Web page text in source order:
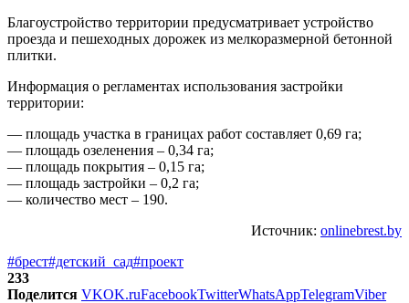
Благоустройство территории предусматривает устройство
проезда и пешеходных дорожек из мелкоразмерной бетонной
плитки.
Информация о регламентах использования застройки
территории:
— площадь участка в границах работ составляет 0,69 га;
— площадь озеленения – 0,34 га;
— площадь покрытия – 0,15 га;
— площадь застройки – 0,2 га;
— количество мест – 190.
Источник: onlinebrest.by
#брест#детский_сад#проект
233
Поделится VKOK.ruFacebookTwitterWhatsAppTelegramViber